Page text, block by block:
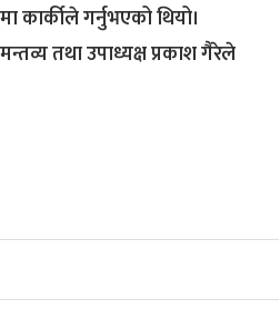
कार्कीले गर्नुभएको थियो।
तथा उपाध्यक्ष प्रकाश गैरेले